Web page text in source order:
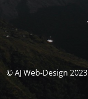
© AJ Web-Design 2023